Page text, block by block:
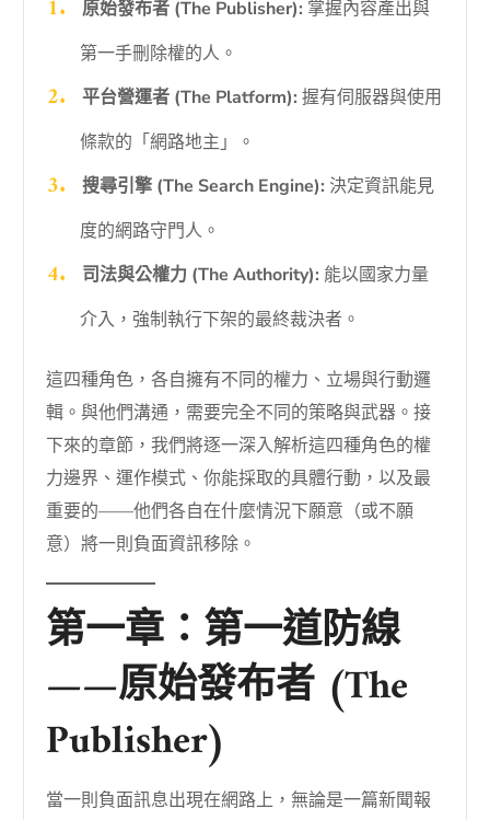
原始發布者 (The Publisher): 掌握內容產出與
第一手刪除權的人。
平台營運者 (The Platform): 握有伺服器與使用
條款的「網路地主」。
搜尋引擎 (The Search Engine): 決定資訊能見
度的網路守門人。
司法與公權力 (The Authority): 能以國家力量
介入，強制執行下架的最終裁決者。
這四種角色，各自擁有不同的權力、立場與行動邏
輯。與他們溝通，需要完全不同的策略與武器。接
下來的章節，我們將逐一深入解析這四種角色的權
力邊界、運作模式、你能採取的具體行動，以及最
重要的——他們各自在什麼情況下願意（或不願
意）將一則負面資訊移除。
第一章：第一道防線
——原始發布者 (The
Publisher)
當一則負面訊息出現在網路上，無論是一篇新聞報